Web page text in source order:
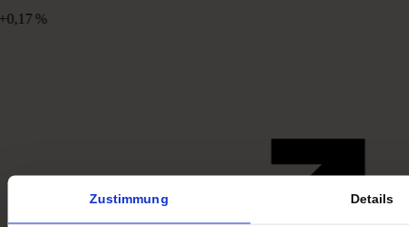
Zustimmung Details
%